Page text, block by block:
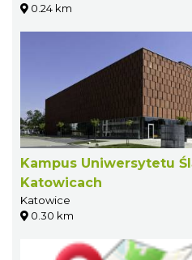
0.24 km
Kampus Uniwersytetu
Katowicach
Katowice
0.30 km